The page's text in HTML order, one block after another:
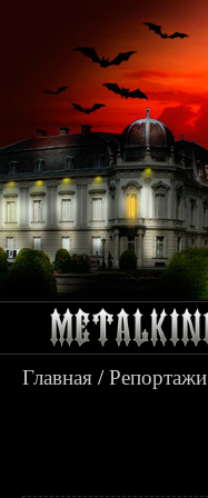
Главная /Репортажи